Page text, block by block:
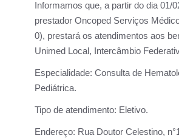
Informamos que, a partir do dia 01/
prestador Oncoped Serviços
0), prestará os atendimentos aos
Unimed Local, Intercâmbio
Especialidade: Consulta de
Pediátrica.
Tipo de atendimento: Eletivo.
Endereço: Rua Doutor Celestino,